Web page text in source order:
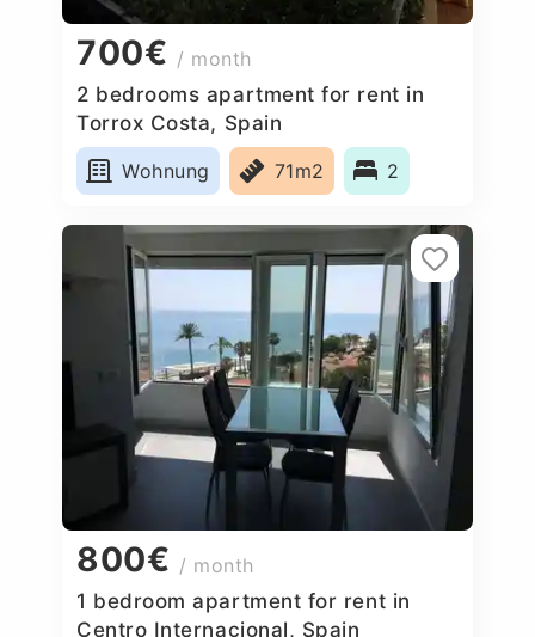
700€ / month
2 bedrooms apartment for rent in
Torrox Costa, Spain
Wohnung
71m2 2
800€ / month
1 bedroom apartment for rent in
Centro Internacional, Spain